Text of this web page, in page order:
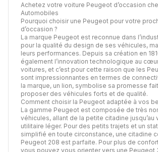
Achetez votre voiture Peugeot d’occasion
Automobiles
Pourquoi choisir une Peugeot pour votre
d’occasion ?
La marque Peugeot est reconnue dans
pour la qualité du design de ses véhicules,
leurs performances. Depuis sa création en
également l’innovation technologique au
voitures, et c’est pour cette raison que les
sont impressionnantes en termes de
la marque, un lion, symbolise sa promesse
proposer des véhicules forts et de qualité.
Comment choisir la Peugeot adaptée à vos
La gamme Peugeot est composée de très
véhicules, allant de la petite citadine jusqu’au
utilitaire léger. Pour des petits trajets et un
simplifié en toute circonstance, une citadine
Peugeot 208 est parfaite. Pour plus de
vous pouvez vous orienter vers une Peugeot